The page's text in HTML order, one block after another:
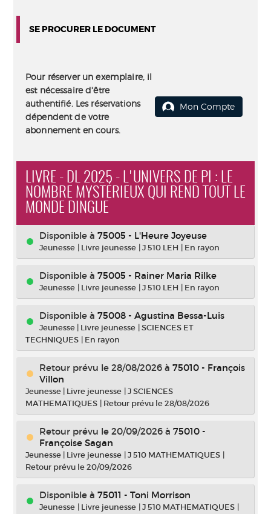
SE PROCURER LE DOCUMENT
Pour réserver un exemplaire, il
est nécessaire d'être
authentifié. Les réservations
dépendent de votre
abonnement en cours.
Mon Compte
LIVRE - DL 2025 - L'UNIVERS DE PI : LE
NOMBRE MYSTÉRIEUX QUI REND TOUT LE
MONDE DINGUE
Disponible à 75005 - L'Heure Joyeuse
Jeunesse | Livre jeunesse |J 510 LEH | En rayon
Disponible à 75005 - Rainer Maria Rilke
Jeunesse | Livre jeunesse |J 510 LEH | En rayon
Disponible à 75008 - Agustina Bessa-Luis
Jeunesse | Livre jeunesse |SCIENCES ET
TECHNIQUES | En rayon
Retour prévu le 28/08/2026 à 75010 - François
Villon
Jeunesse | Livre jeunesse |J SCIENCES
MATHEMATIQUES | Retour prévu le 28/08/2026
Retour prévu le 20/09/2026 à 75010 -
Françoise Sagan
Jeunesse | Livre jeunesse |J 510 MATHEMATIQUES |
Retour prévu le 20/09/2026
Disponible à 75011 - Toni Morrison
Jeunesse | Livre jeunesse |J 510 MATHEMATIQUES |